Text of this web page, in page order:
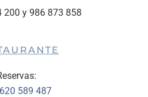
200 y 986 873 858
589 487